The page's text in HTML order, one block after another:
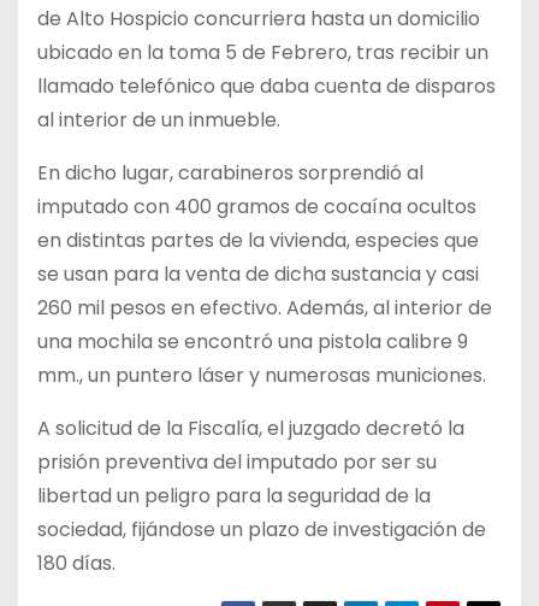
de Alto Hospicio concurriera hasta un domicilio
ubicado en la toma 5 de Febrero, tras recibir un
llamado telefónico que daba cuenta de disparos
al interior de un inmueble.
En dicho lugar, carabineros sorprendió al
imputado con 400 gramos de cocaína ocultos
en distintas partes de la vivienda, especies que
se usan para la venta de dicha sustancia y casi
260 mil pesos en efectivo. Además, al interior de
una mochila se encontró una pistola calibre 9
mm., un puntero láser y numerosas municiones.
A solicitud de la Fiscalía, el juzgado decretó la
prisión preventiva del imputado por ser su
libertad un peligro para la seguridad de la
sociedad, fijándose un plazo de investigación de
180 días.